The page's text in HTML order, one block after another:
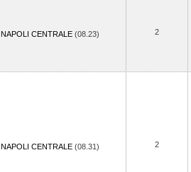
NAPOLI CENTRALE (08.23) 2
NAPOLI CENTRALE (08.31) 2